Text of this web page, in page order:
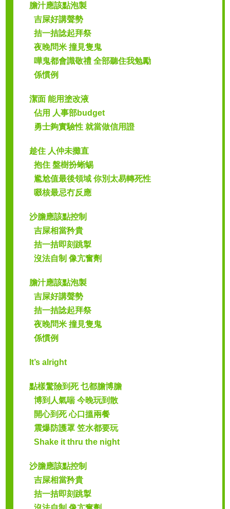
膽汁應該點泡製
吉屎好講聲勢
拮一拮諗起拜祭
夜晚問米 撞見隻鬼
嘩鬼都會識敬禮 全部聽住我勉勵
係慣例
潔面 能用塗改液
佔用 人事部budget
勇士夠實驗性 就當做信用證
趁住 人仲未攤直
抱住 盤樹扮蜥蜴
尷尬值最後領域 你別太易轉死性
啜核最忌冇反應
沙膽應該點控制
吉屎相當矜貴
拮一拮即刻跳掣
沒法自制 像亢奮劑
膽汁應該點泡製
吉屎好講聲勢
拮一拮諗起拜祭
夜晚問米 撞見隻鬼
係慣例
It’s alright
點樣驚險到死 乜都膽博膽
博到人氣喘 今晚玩到散
開心到死 心口搵兩餐
震爆防護罩 笠水都要玩
Shake it thru the night
沙膽應該點控制
吉屎相當矜貴
拮一拮即刻跳掣